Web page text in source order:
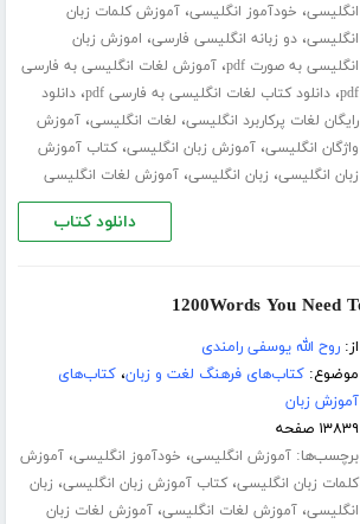
انگلیسی، خودآموز انگلیسی،آموزش کلمات زبان
انگلیسی،دو زبانه انگلیسی فارسی، اموزش زبان
انگلیسی به صورت pdf
،آموزش لغات انگلیسی به فارسی
pdf،دانلود کتاب لغات انگلیسی به فارسی pdf ،دانلود
رایگان لغات پرکاربرد انگلیسی، لغات انگلیسی،آموزش
واژگان انگلیسی،آموزش زبان انگلیسی،کتاب آموزش
زبان انگلیسی، زبان انگلیسی،آموزش لغات انگلیسی
دانلود کتاب
از:روح الله یوسفی رامندی
موضوع:کتاب‌های فرهنگ لغت و زبان،کتاب‌های
آموزش زبان
۱۳۸۳۹ صفحه
برچسب‌ها:آموزش انگلیسی، خودآموز انگلیسی،آموزش
کلمات زبان انگلیسی،کتاب آموزش زبان انگلیسی، زبان
انگلیسی،آموزش لغات انگلیسی،آموزش لغات زبان